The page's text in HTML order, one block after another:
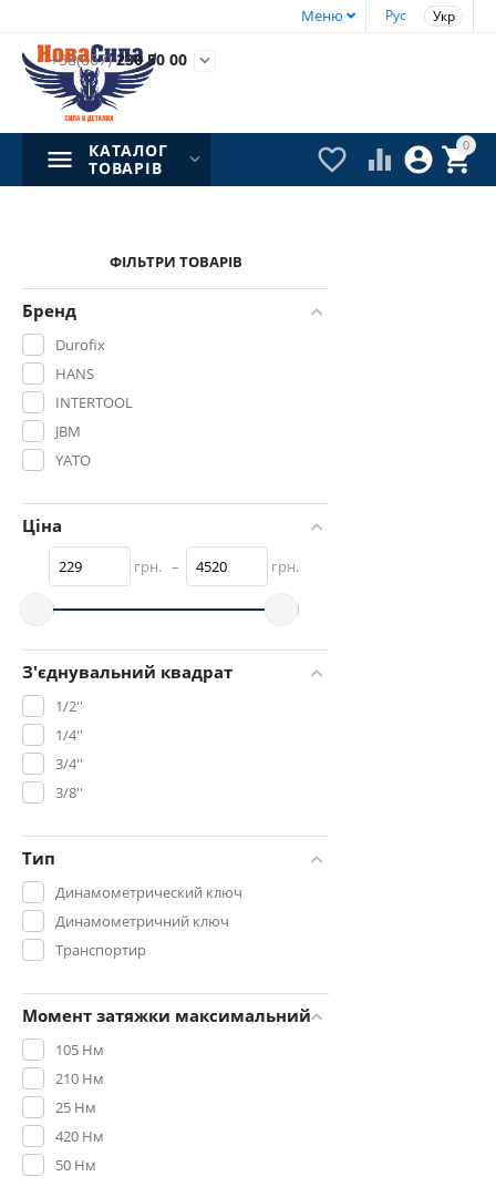
Рус Укр
Меню
+38(067)230 50 00 
0


 
КАТАЛОГ
ТОВАРІВ
ФІЛЬТРИ ТОВАРІВ
Бренд
Durofix
HANS
INTERTOOL
JBM
YATO
Ціна
грн. – грн.
З'єднувальний квадрат
1/2''
1/4''
3/4''
3/8''
Тип
Динамометрический ключ
Динамометричний ключ
Транспортир
Момент затяжки максимальний
105 Нм
210 Нм
25 Нм
420 Нм
50 Нм